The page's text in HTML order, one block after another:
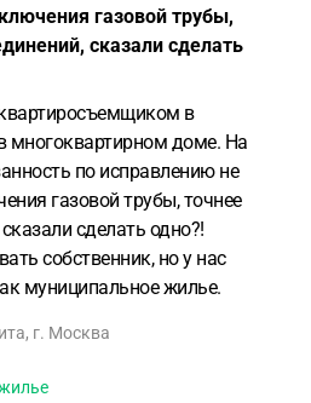
газовой трубы,
сказали сделать
в
многоквартирном доме. На
по исправлению не
газовой трубы, точнее
сделать одно?!
собственник, но у нас
муниципальное жилье.
, г. Москва